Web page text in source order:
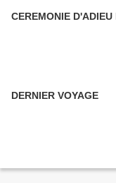
CEREMONIE
DERNIER VOYAGE